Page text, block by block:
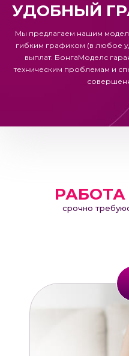
УДОБНЫЙ
Мы предлагаем нашим
гибким графиком (в любое
выплат. БонгаМоделс
техническим проблемам и
РАБОТА
срочно